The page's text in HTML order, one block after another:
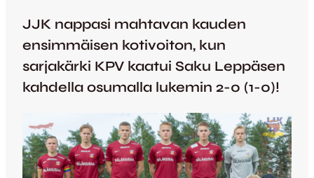
JJK nappasi mahtavan kauden
ensimmäisen kotivoiton, kun
sarjakärki KPV kaatui Saku Leppäsen
kahdella osumalla lukemin 2-0 (1-0)!